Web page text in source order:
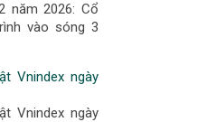
năm 2026: Cổ
vào sóng 3
Vnindex ngày
Vnindex ngày